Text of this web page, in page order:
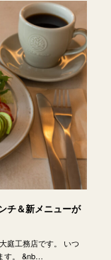
チ＆新メニューが
庭工務店です。 いつ
す。 &nb…